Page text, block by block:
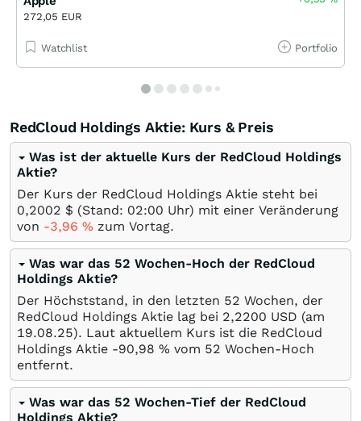
272,05 EUR
Watchlist Portfolio
RedCloud Holdings Aktie: Kurs & Preis
Was ist der aktuelle Kurs der RedCloud Holdings
Aktie?
Der Kurs der RedCloud Holdings Aktie steht bei
0,2002 $ (Stand: 02:00 Uhr) mit einer Veränderung
von -3,96 % zum Vortag.
Was war das 52 Wochen-Hoch der RedCloud
Holdings Aktie?
Der Höchststand, in den letzten 52 Wochen, der
RedCloud Holdings Aktie lag bei 2,2200 USD (am
19.08.25). Laut aktuellem Kurs ist die RedCloud
Holdings Aktie -90,98 % vom 52 Wochen-Hoch
entfernt.
Was war das 52 Wochen-Tief der RedCloud
Holdings Aktie?